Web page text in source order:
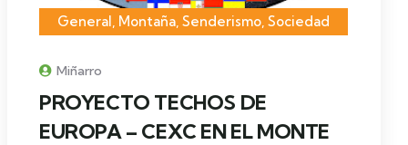
General Montaña Senderismo Sociedad
Miñarro
PROYECTO TECHOS DE
EUROPA – CEXC EN EL MONTE